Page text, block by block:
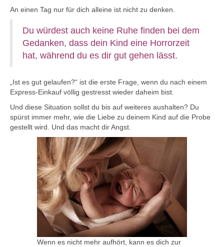
An einen Tag nur für dich alleine ist nicht zu denken.
Du würdest auch keine Ruhe finden bei dem
Gedanken, dass dein Kind eine Horrorzeit
hat, während du es dir gut gehen lässt.
„Ist es gut gelaufen?“ ist die erste Frage, wenn du nach einem
Express-Einkauf völlig gestresst wieder daheim bist.
Und diese Situation sollst du bis auf weiteres aushalten? Du
spürst immer mehr, wie die Liebe zu deinem Kind auf die Probe
gestellt wird. Und das macht dir Angst.
Wenn es nicht mehr aufhört, kann es dich zur